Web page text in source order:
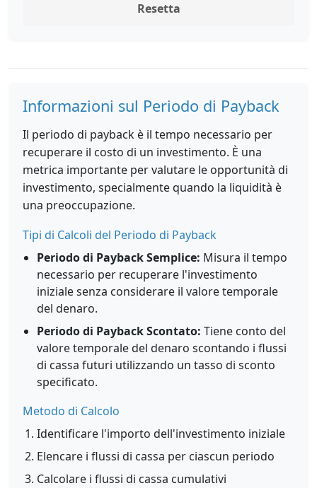
Resetta
Informazioni sul Periodo di Payback
Il periodo di payback è il tempo necessario per
recuperare il costo di un investimento. È una
metrica importante per valutare le opportunità di
investimento, specialmente quando la liquidità è
una preoccupazione.
Tipi di Calcoli del Periodo di Payback
Periodo di Payback Semplice: Misura il tempo
necessario per recuperare l'investimento
iniziale senza considerare il valore temporale
del denaro.
Periodo di Payback Scontato: Tiene conto del
valore temporale del denaro scontando i flussi
di cassa futuri utilizzando un tasso di sconto
specificato.
Metodo di Calcolo
Identificare l'importo dell'investimento iniziale
Elencare i flussi di cassa per ciascun periodo
Calcolare i flussi di cassa cumulativi